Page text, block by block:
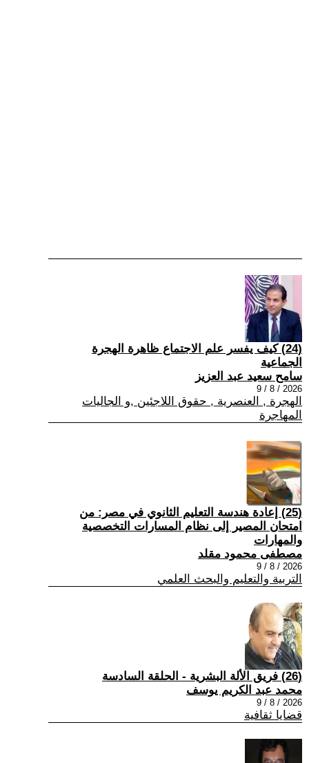
(24) كيف يفسر علم الاجتماع ظاهرة الهجرة
الجماعية
سامح سعيد عبد العزيز
2026 / 8 / 9
الهجرة , العنصرية , حقوق اللاجئين ,و الجاليات
المهاجرة
(25) إعادة هندسة التعليم الثانوي في مصر: من
امتحان المصير إلى نظام المسارات التخصصية
والمهارات
مصطفى محمود مقلد
2026 / 8 / 9
التربية والتعليم والبحث العلمي
(26) فريق الألة البشرية - الحلقة السادسة
محمد عبد الكريم يوسف
2026 / 8 / 9
قضايا ثقافية